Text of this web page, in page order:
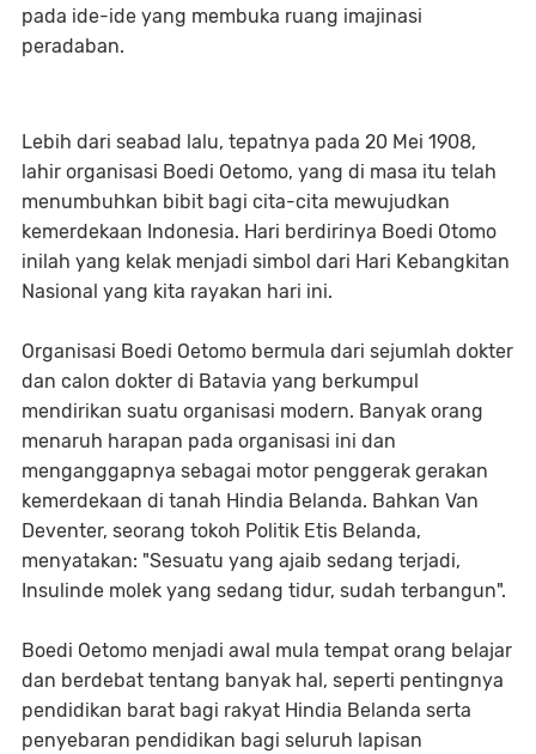
pada ide-ide yang membuka ruang imajinasi
peradaban.
Lebih dari seabad lalu, tepatnya pada 20 Mei 1908,
lahir organisasi Boedi Oetomo, yang di masa itu telah
menumbuhkan bibit bagi cita-cita mewujudkan
kemerdekaan Indonesia. Hari berdirinya Boedi Otomo
inilah yang kelak menjadi simbol dari Hari Kebangkitan
Nasional yang kita rayakan hari ini.
Organisasi Boedi Oetomo bermula dari sejumlah dokter
dan calon dokter di Batavia yang berkumpul
mendirikan suatu organisasi modern. Banyak orang
menaruh harapan pada organisasi ini dan
menganggapnya sebagai motor penggerak gerakan
kemerdekaan di tanah Hindia Belanda. Bahkan Van
Deventer, seorang tokoh Politik Etis Belanda,
menyatakan: "Sesuatu yang ajaib sedang terjadi,
Insulinde molek yang sedang tidur, sudah terbangun".
Boedi Oetomo menjadi awal mula tempat orang belajar
dan berdebat tentang banyak hal, seperti pentingnya
pendidikan barat bagi rakyat Hindia Belanda serta
penyebaran pendidikan bagi seluruh lapisan